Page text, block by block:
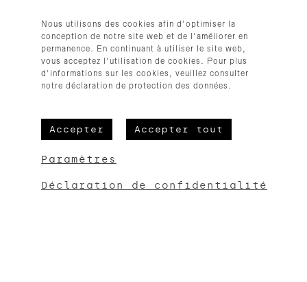
© 2026
CGV
Nous utilisons des cookies afin d'optimiser la
conception de notre site web et de l'améliorer en
permanence. En continuant à utiliser le site web,
vous acceptez l'utilisation de cookies. Pour plus
d'informations sur les cookies, veuillez consulter
notre déclaration de protection des données.
Accepter Accepter tout
Paramètres
Déclaration de confidentialité